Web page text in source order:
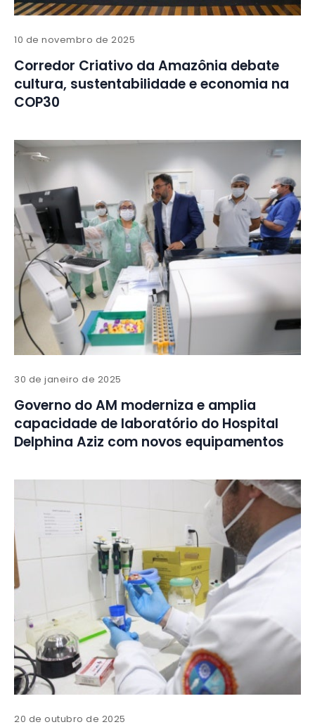
10 de novembro de 2025
Corredor Criativo da Amazônia debate
cultura, sustentabilidade e economia na
COP30
30 de janeiro de 2025
Governo do AM moderniza e amplia
capacidade de laboratório do Hospital
Delphina Aziz com novos equipamentos
20 de outubro de 2025